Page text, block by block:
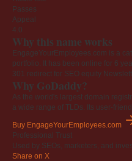
Passes
Appeal
4.0
Why this name works
EngageYourEmployees.com is a
portfolio. It has been online for 6
301 redirect for SEO equity
Why GoDaddy?
As the world's largest domain
a wide range of TLDs. Its user-
Buy EngageYourEmployees.com
Professional Trust
Used by SEOs, marketers, and
Share on X